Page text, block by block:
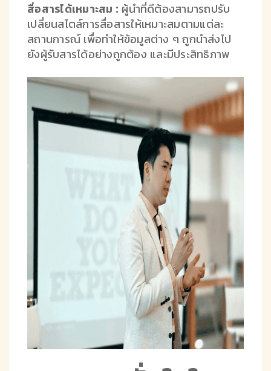
สื่อสารได้เหมาะสม : ผู้นำที่ดีต้องสามารถปรับ
เปลี่ยนสไตล์การสื่อสารให้เหมาะสมตามแต่ละ
สถานการณ์ เพื่อทำให้ข้อมูลต่าง ๆ ถูกนำส่งไป
ยังผู้รับสารได้อย่างถูกต้อง และมีประสิทธิภาพ